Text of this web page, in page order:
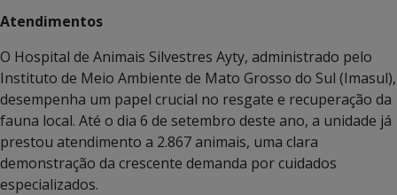
Atendimentos
O Hospital de Animais Silvestres Ayty, administrado pelo
Instituto de Meio Ambiente de Mato Grosso do Sul (Imasul),
desempenha um papel crucial no resgate e recuperação da
fauna local. Até o dia 6 de setembro deste ano, a unidade já
prestou atendimento a 2.867 animais, uma clara
demonstração da crescente demanda por cuidados
especializados.